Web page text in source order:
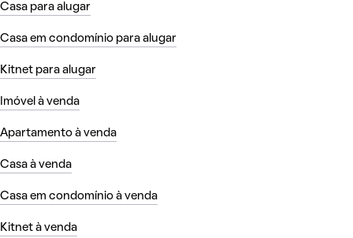
Casa para alugar
Casa em condomínio para alugar
Kitnet para alugar
Imóvel à venda
Apartamento à venda
Casa à venda
Casa em condomínio à venda
Kitnet à venda